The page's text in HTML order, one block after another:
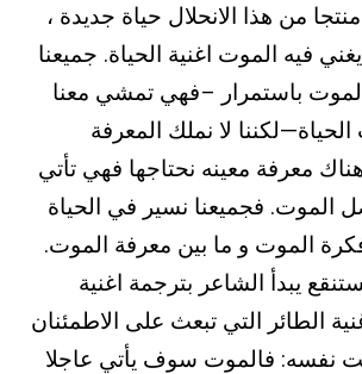
من هذا الانحلال حياة جديدة ،
فيه الموت اغنية الحياة. جميعنا
باستمرار –فهي تمشي معنا
لا نملك المعرفة
معرفة معينه نحتاجها فهي تأتي
الموت. فجميعنا نسير في الحياة
الموت و ما بين معرفة الموت.
يبدأ الشاعر بترجمة اغنية
الطائر التي تبعث على الاطمئنان
نفسه: فالموت سوف يأتي عاجلا